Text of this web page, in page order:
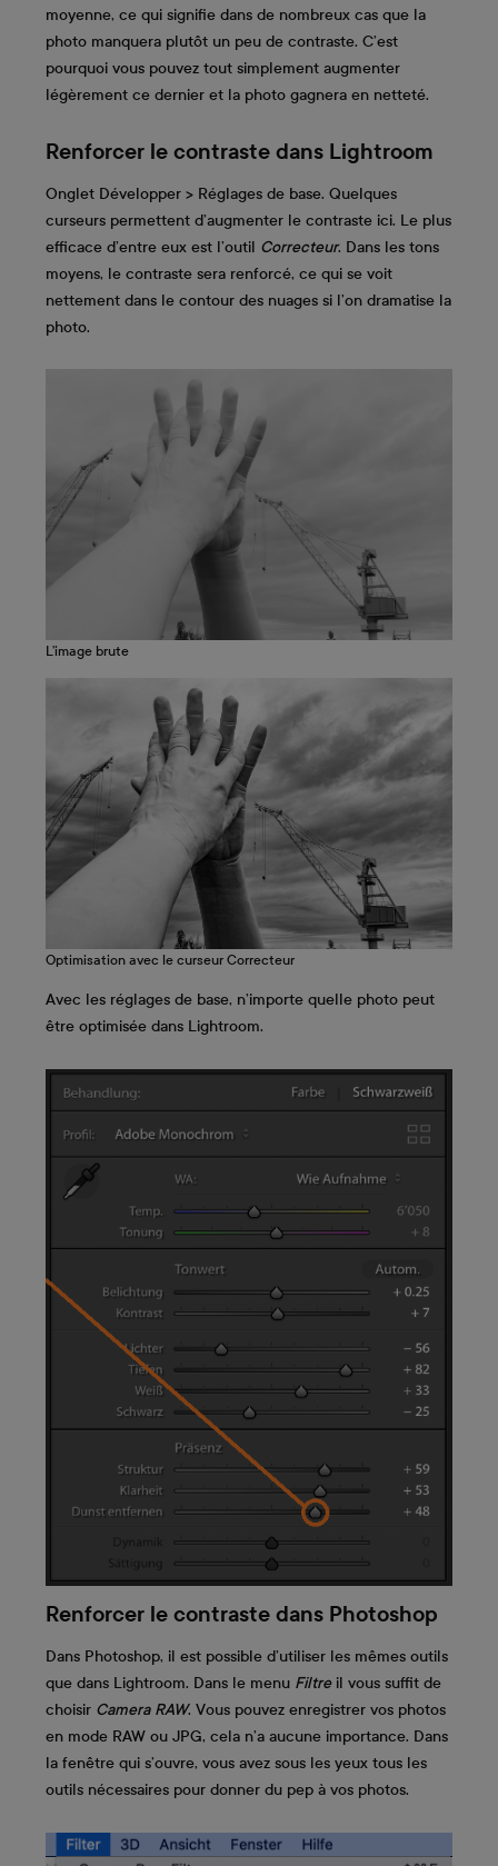
moyenne, ce qui signifie dans de nombreux cas que la
photo manquera plutôt un peu de contraste. C’est
pourquoi vous pouvez tout simplement augmenter
légèrement ce dernier et la photo gagnera en netteté.
Renforcer le contraste dans Lightroom
Onglet Développer > Réglages de base. Quelques
curseurs permettent d’augmenter le contraste ici. Le plus
efficace d’entre eux est l’outil Correcteur. Dans les tons
moyens, le contraste sera renforcé, ce qui se voit
nettement dans le contour des nuages si l’on dramatise la
photo.
L’image brute
Optimisation avec le curseur Correcteur
Avec les réglages de base, n’importe quelle photo peut
être optimisée dans Lightroom.
Renforcer le contraste dans Photoshop
Dans Photoshop, il est possible d’utiliser les mêmes outils
que dans Lightroom. Dans le menu Filtreil vous suffit de
choisir Camera RAW. Vous pouvez enregistrer vos photos
en mode RAW ou JPG, cela n’a aucune importance. Dans
la fenêtre qui s’ouvre, vous avez sous les yeux tous les
outils nécessaires pour donner du pep à vos photos.